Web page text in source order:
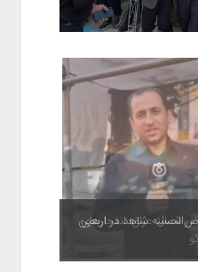
شاهد در اربعین